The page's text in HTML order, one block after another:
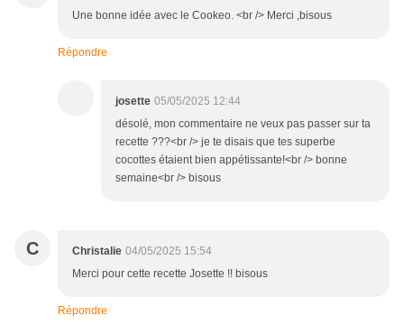
Une bonne idée avec le Cookeo. <br /> Merci ,bisous
Répondre
josette 05/05/2025 12:44
désolé, mon commentaire ne veux pas passer sur ta
recette ???<br /> je te disais que tes superbe
cocottes étaient bien appétissante!<br /> bonne
semaine<br /> bisous
C Christalie 04/05/2025 15:54
Merci pour cette recette Josette !! bisous
Répondre